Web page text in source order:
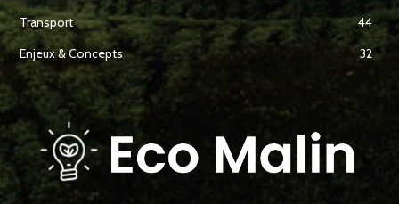
Transport
44
Enjeux & Concepts
32